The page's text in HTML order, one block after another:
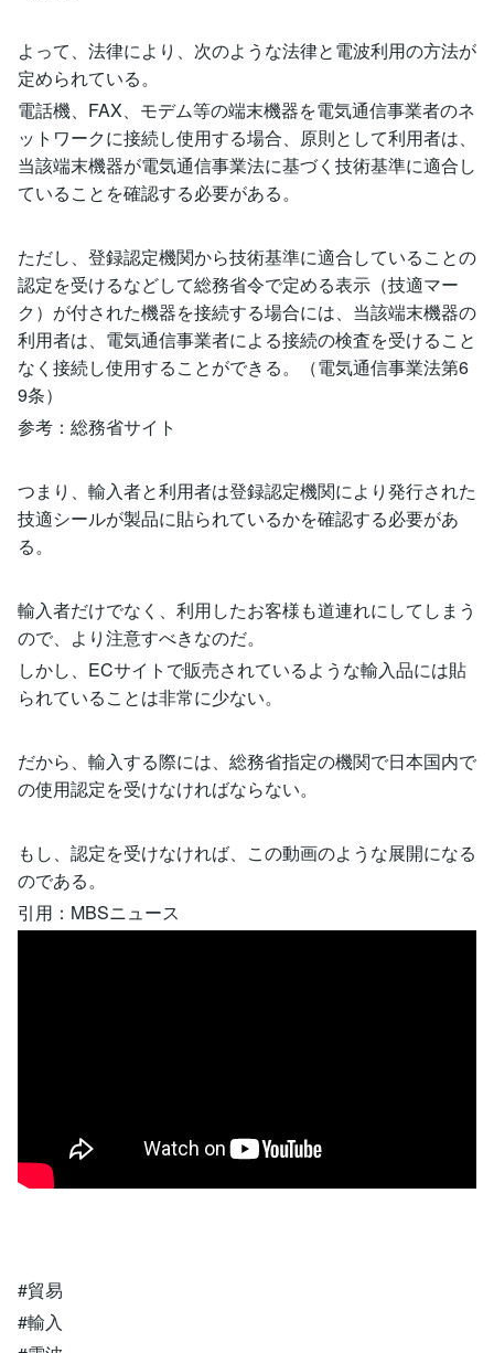
よって、法律により、次のような法律と電波利用の方法が
定められている。
電話機、FAX、モデム等の端末機器を電気通信事業者のネ
ットワークに接続し使用する場合、原則として利用者は、
当該端末機器が電気通信事業法に基づく技術基準に適合し
ていることを確認する必要がある。
ただし、登録認定機関から技術基準に適合していることの
認定を受けるなどして総務省令で定める表示（技適マー
ク）が付された機器を接続する場合には、当該端末機器の
利用者は、電気通信事業者による接続の検査を受けること
なく接続し使用することができる。（電気通信事業法第6
9条）
参考：総務省サイト
つまり、輸入者と利用者は登録認定機関により発行された
技適シールが製品に貼られているかを確認する必要があ
る。
輸入者だけでなく、利用したお客様も道連れにしてしまう
ので、より注意すべきなのだ。
しかし、ECサイトで販売されているような輸入品には貼
られていることは非常に少ない。
だから、輸入する際には、総務省指定の機関で日本国内で
の使用認定を受けなければならない。
もし、認定を受けなければ、この動画のような展開になる
のである。
引用：MBSニュース
#貿易
#輸入